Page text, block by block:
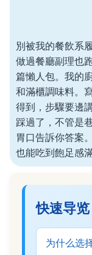
別被我的餐飲系
做過餐廳副理也
篇懶人包。我的
和滿櫃調味料。
得到，步驟要邊
踩過了，不管是
胃口告訴你答案
也能吃到飽足感
快速导览
为什么选